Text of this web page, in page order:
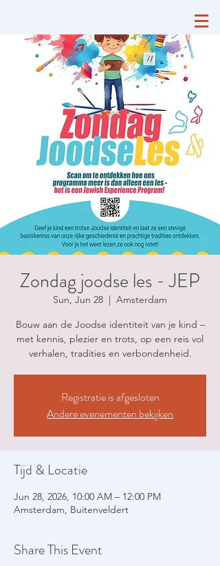
Zondag joodse les - JEP
Sun, Jun 28
  |
Amsterdam
Bouw aan de Joodse identiteit van je kind –
met kennis, plezier en trots, op een reis vol
verhalen, tradities en verbondenheid.
Registratie is afgesloten
Andere evenementen bekijken
Tijd & Locatie
Jun 28, 2026, 10:00 AM – 12:00 PM
Amsterdam, Buitenveldert
Share This Event